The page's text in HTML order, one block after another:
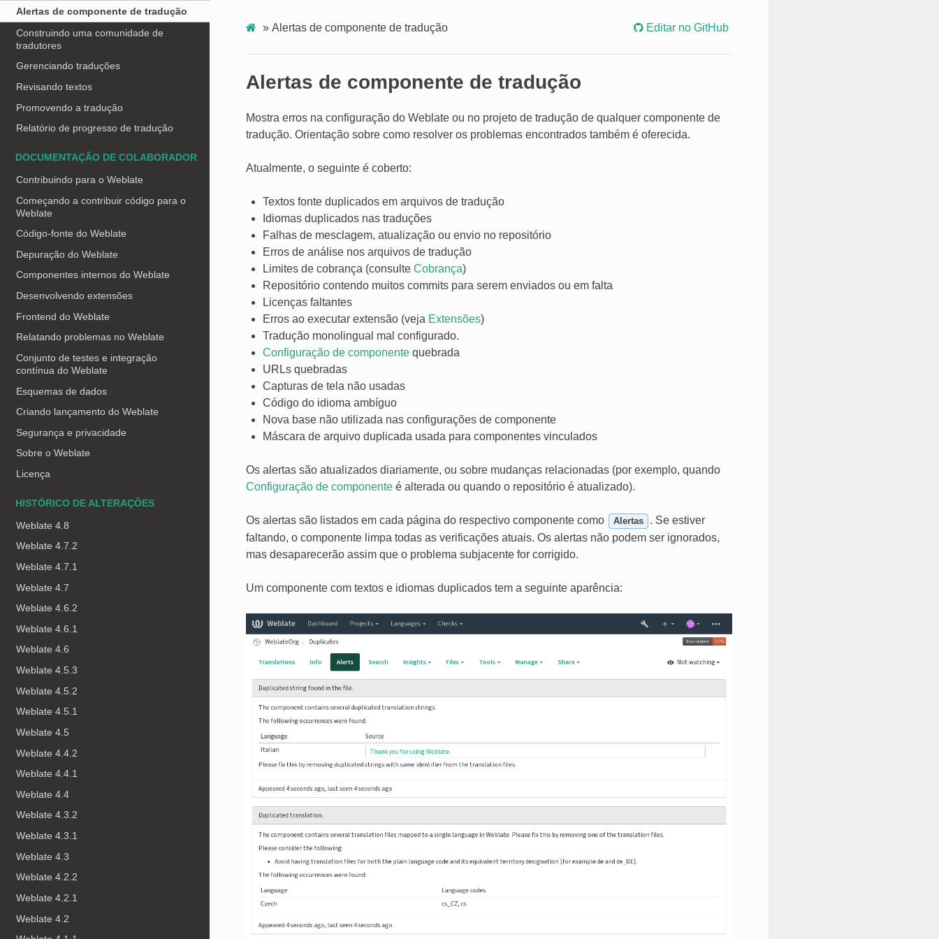
Alertas de componente de tradução
Construindo uma comunidade de
tradutores
Gerenciando traduções
Revisando textos
Promovendo a tradução
Relatório de progresso de tradução
DOCUMENTAÇÃO DE COLABORADOR
Contribuindo para o Weblate
Começando a contribuir código para o
Weblate
Código-fonte do Weblate
Depuração do Weblate
Componentes internos do Weblate
Desenvolvendo extensões
Frontend do Weblate
Relatando problemas no Weblate
Conjunto de testes e integração
contínua do Weblate
Esquemas de dados
Criando lançamento do Weblate
Segurança e privacidade
Sobre o Weblate
Licença
HISTÓRICO DE ALTERAÇÕES
Weblate 4.8
Weblate 4.7.2
Weblate 4.7.1
Weblate 4.7
Weblate 4.6.2
Weblate 4.6.1
Weblate 4.6
Weblate 4.5.3
Weblate 4.5.2
Weblate 4.5.1
Weblate 4.5
Weblate 4.4.2
Weblate 4.4.1
Weblate 4.4
Weblate 4.3.2
Weblate 4.3.1
Weblate 4.3
Weblate 4.2.2
Weblate 4.2.1
Weblate 4.2
» Alertas de componente de tradução Editar no GitHub
Alertas de componente de tradução
Mostra erros na configuração do Weblate ou no projeto de tradução de qualquer componente de
tradução. Orientação sobre como resolver os problemas encontrados também é oferecida.
Atualmente, o seguinte é coberto:
Textos fonte duplicados em arquivos de tradução
Idiomas duplicados nas traduções
Falhas de mesclagem, atualização ou envio no repositório
Erros de análise nos arquivos de tradução
Limites de cobrança (consulte Cobrança)
Repositório contendo muitos commits para serem enviados ou em falta
Licenças faltantes
Erros ao executar extensão (veja Extensões)
Tradução monolingual mal configurado.
Configuração de componentequebrada
URLs quebradas
Capturas de tela não usadas
Código do idioma ambíguo
Nova base não utilizada nas configurações de componente
Máscara de arquivo duplicada usada para componentes vinculados
Os alertas são atualizados diariamente, ou sobre mudanças relacionadas (por exemplo, quando
Configuração de componenteé alterada ou quando o repositório é atualizado).
Os alertas são listados em cada página do respectivo componente como Alertas
. Se estiver
faltando, o componente limpa todas as verificações atuais. Os alertas não podem ser ignorados,
mas desaparecerão assim que o problema subjacente for corrigido.
Um componente com textos e idiomas duplicados tem a seguinte aparência: